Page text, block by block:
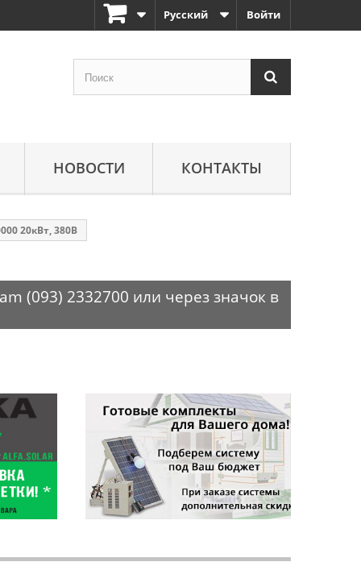
Войти
Русский
НОВОСТИ КОНТАКТЫ
20кВт, 380В
(093) 2332700 или через значок в